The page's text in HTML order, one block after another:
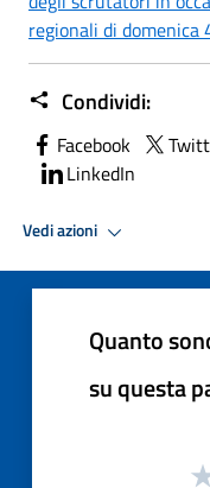
regionali di domenica
Condividi:
Facebook
LinkedIn
Vedi azioni
Quanto
su questa